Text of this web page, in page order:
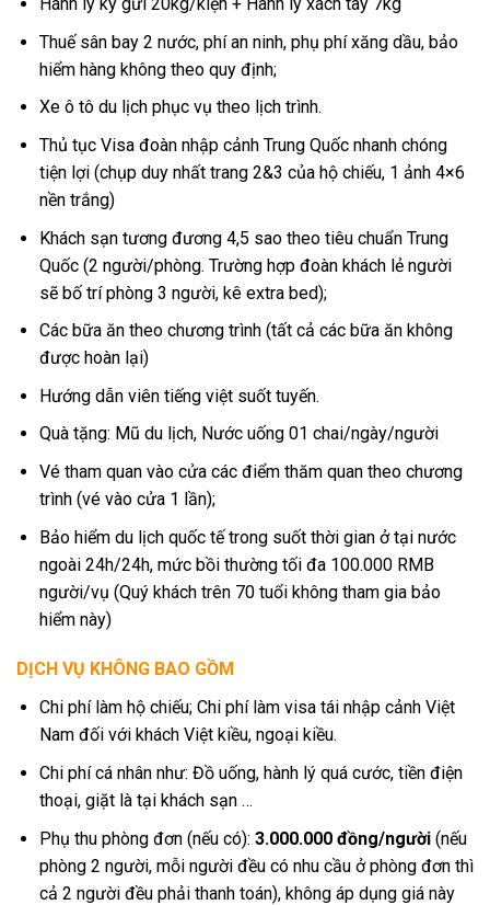
Thuế sân bay 2 nước, phí an ninh, phụ phí xăng dầu, bảo
hiểm hàng không theo quy định;
Xe ô tô du lịch phục vụ theo lịch trình.
Thủ tục Visa đoàn nhập cảnh Trung Quốc nhanh chóng
tiện lợi (chụp duy nhất trang 2&3 của hộ chiếu, 1 ảnh 4×6
nền trắng)
Khách sạn tương đương 4,5 sao theo tiêu chuẩn Trung
Quốc (2 người/phòng. Trường hợp đoàn khách lẻ người
sẽ bố trí phòng 3 người, kê extra bed);
Các bữa ăn theo chương trình (tất cả các bữa ăn không
được hoàn lại)
Hướng dẫn viên tiếng việt suốt tuyến.
Quà tặng: Mũ du lịch, Nước uống 01 chai/ngày/người
Vé tham quan vào cửa các điểm thăm quan theo chương
trình (vé vào cửa 1 lần);
Bảo hiểm du lịch quốc tế trong suốt thời gian ở tại nước
ngoài 24h/24h, mức bồi thường tối đa 100.000 RMB
người/vụ (Quý khách trên 70 tuổi không tham gia bảo
hiểm này)
DỊCH VỤ KHÔNG BAO GỒM
Chi phí làm hộ chiếu; Chi phí làm visa tái nhập cảnh Việt
Nam đối với khách Việt kiều, ngoại kiều.
Chi phí cá nhân như: Đồ uống, hành lý quá cước, tiền điện
thoại, giặt là tại khách sạn …
Phụ thu phòng đơn (nếu có): 3.000.000 đồng/người (nếu
phòng 2 người, mỗi người đều có nhu cầu ở phòng đơn thì
cả 2 người đều phải thanh toán), không áp dụng giá này